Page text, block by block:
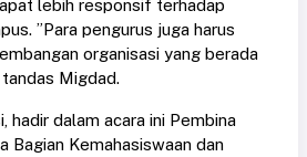
lebih responsif terhadap
”Para pengurus juga harus
organisasi yang berada
Migdad.
hadir dalam acara ini Pembina
Bagian Kemahasiswaan dan